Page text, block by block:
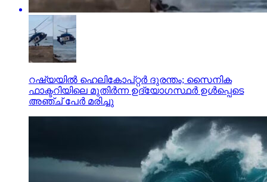
റഷ്യയില്‍ ഹെലികോപ്റ്റര്‍ ദുരന്തം; സൈനിക
ഫാക്ടറിയിലെ മുതിര്‍ന്ന ഉദ്യോഗസ്ഥര്‍ ഉള്‍പ്പെടെ
അഞ്ച് പേര്‍ മരിച്ചു